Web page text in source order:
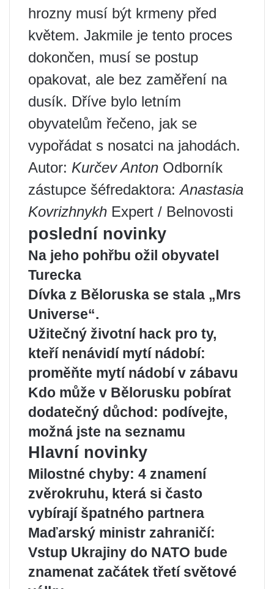
hrozny musí být krmeny před
květem. Jakmile je tento proces
dokončen, musí se postup
opakovat, ale bez zaměření na
dusík. Dříve bylo letním
obyvatelům řečeno, jak se
vypořádat s nosatci na jahodách.
Autor: Kurčev Anton Odborník
zástupce šéfredaktora:Anastasia
Kovrizhnykh Expert / Belnovosti
poslední novinky
Na jeho pohřbu ožil obyvatel
Turecka
Dívka z Běloruska se stala „Mrs
Universe“.
Užitečný životní hack pro ty,
kteří nenávidí mytí nádobí:
proměňte mytí nádobí v zábavu
Kdo může v Bělorusku pobírat
dodatečný důchod: podívejte,
možná jste na seznamu
Hlavní novinky
Milostné chyby: 4 znamení
zvěrokruhu, která si často
vybírají špatného partnera
Maďarský ministr zahraničí:
Vstup Ukrajiny do NATO bude
znamenat začátek třetí světové